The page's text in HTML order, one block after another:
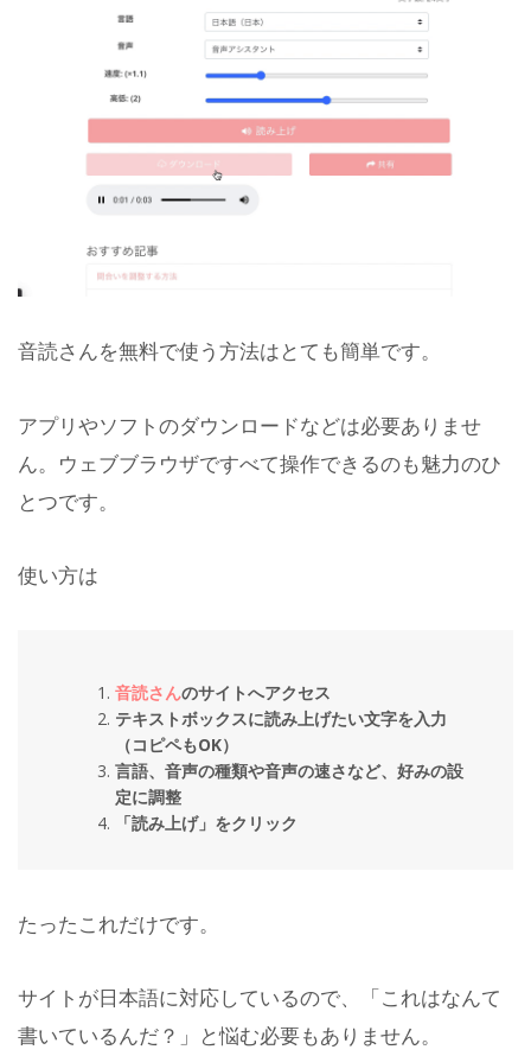
音読さんを無料で使う方法はとても簡単です。
アプリやソフトのダウンロードなどは必要ありませ
ん。ウェブブラウザですべて操作できるのも魅力のひ
とつです。
使い方は
音読さんのサイトへアクセス
テキストボックスに読み上げたい文字を入力
（コピペもOK）
言語、音声の種類や音声の速さなど、好みの設
定に調整
「読み上げ」をクリック
たったこれだけです。
サイトが日本語に対応しているので、「これはなんて
書いているんだ？」と悩む必要もありません。